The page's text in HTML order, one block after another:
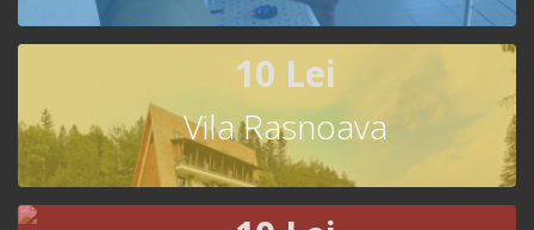
10 Lei
Vila Rasnoava